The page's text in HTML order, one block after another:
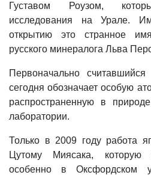
Густавом Роузом,
исследования на Урале.
открытию это странное
русского минералога Льва
Первоначально
сегодня обозначает особую
распространенную в
лаборатории.
Только в 2009 году работа
Цутому Миясака, которую
особенно в Оксфордском